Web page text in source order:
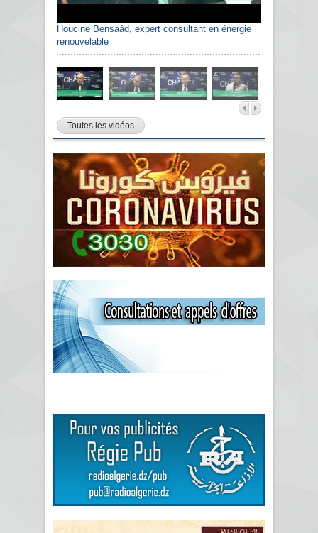
Houcine Bensaâd, expert consultant en énergie
renouvelable
Toutes les vidéos